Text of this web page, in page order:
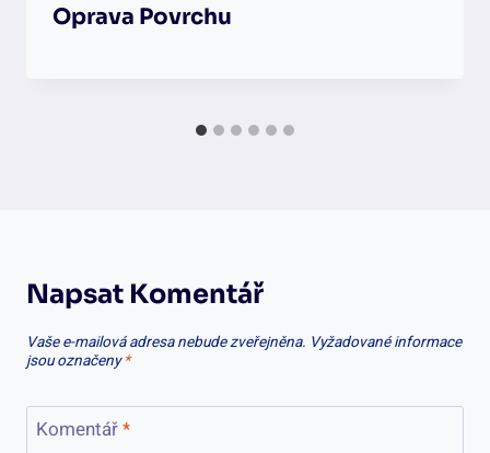
Oprava Povrchu
Napsat Komentář
Vaše e-mailová adresa nebude zveřejněna. Vyžadované informace
jsou označeny*
Komentář*